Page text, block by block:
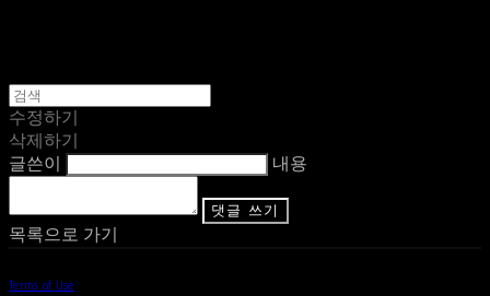
수정하기
삭제하기
글쓴이
내용
댓글 쓰기
목록으로 가기
Terms of Use